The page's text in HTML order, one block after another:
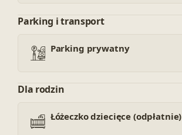
Parking i transport
Parking prywatny
Dla rodzin
Łóżeczko dziecięce (odpłatnie)